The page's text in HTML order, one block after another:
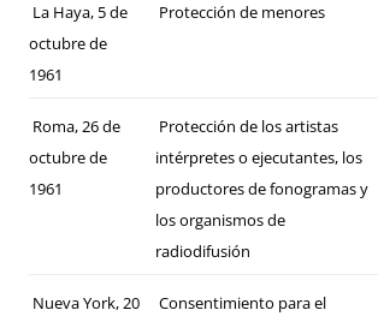
La Haya, 5 de
octubre de
1961
Protección de menores
Roma, 26 de
octubre de
1961
Protección de los artistas
intérpretes o ejecutantes, los
productores de fonogramas y
los organismos de
radiodifusión
Nueva York, 20
Consentimiento para el